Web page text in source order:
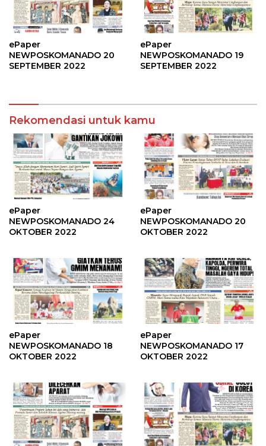
ePaper
NEWPOSKOMANADO 20
SEPTEMBER 2022
ePaper
NEWPOSKOMANADO 19
SEPTEMBER 2022
Rekomendasi untuk kamu
ePaper
NEWPOSKOMANADO 24
OKTOBER 2022
ePaper
NEWPOSKOMANADO 20
OKTOBER 2022
ePaper
NEWPOSKOMANADO 18
OKTOBER 2022
ePaper
NEWPOSKOMANADO 17
OKTOBER 2022